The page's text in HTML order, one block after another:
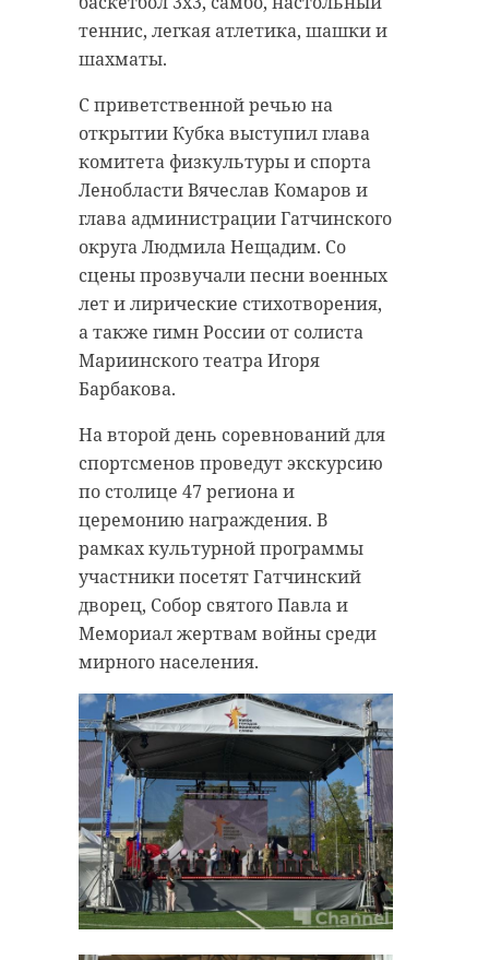
теннис, легкая атлетика, шашки и
шахматы.
С приветственной речью на
открытии Кубка выступил глава
комитета физкультуры и спорта
Ленобласти Вячеслав Комаров и
глава администрации Гатчинского
округа Людмила Нещадим. Со
сцены прозвучали песни военных
лет и лирические стихотворения,
а также гимн России от солиста
Мариинского театра Игоря
Барбакова.
На второй день соревнований для
спортсменов проведут экскурсию
по столице 47 региона и
церемонию награждения. В
рамках культурной программы
участники посетят Гатчинский
дворец, Собор святого Павла и
Мемориал жертвам войны среди
мирного населения.